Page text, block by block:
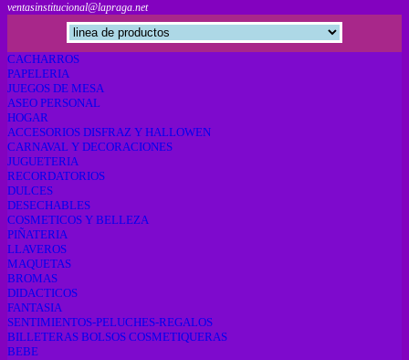
ventasinstitucional@lapraga.net
CACHARROS
PAPELERIA
JUEGOS DE MESA
ASEO PERSONAL
HOGAR
ACCESORIOS DISFRAZ Y HALLOWEN
CARNAVAL Y DECORACIONES
JUGUETERIA
RECORDATORIOS
DULCES
DESECHABLES
COSMETICOS Y BELLEZA
PIÑATERIA
LLAVEROS
MAQUETAS
BROMAS
DIDACTICOS
FANTASIA
SENTIMIENTOS-PELUCHES-REGALOS
BILLETERAS BOLSOS COSMETIQUERAS
BEBE